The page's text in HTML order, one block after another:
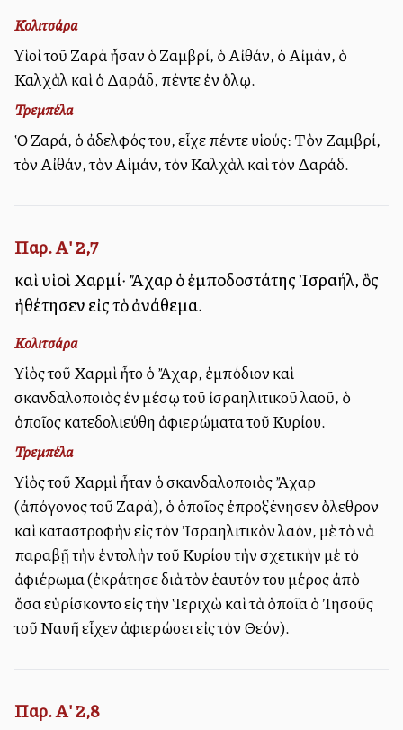
Κολιτσάρα
Υἱοὶ τοῦ Ζαρὰ ἦσαν ὁ Ζαμβρί, ὁ Αἰθάν, ὁ Αἰμάν, ὁ
Καλχὰλ καὶ ὁ Δαράδ, πέντε ἐν ὅλῳ.
Τρεμπέλα
Ὁ Ζαρά, ὁ ἀδελφός του, εἶχε πέντε υἱούς: Τὸν Ζαμβρί,
τὸν Αἰθάν, τὸν Αἰμάν, τὸν Καλχὰλ καὶ τὸν Δαράδ.
Παρ. Α' 2,7
καὶ υἱοὶ Χαρμί· Ἄχαρ ὁ ἐμποδοστάτης Ἰσραήλ, ὃς
ἠθέτησεν εἰς τὸ ἀνάθεμα.
Κολιτσάρα
Υἱὸς τοῦ Χαρμὶ ἦτο ὁ Ἄχαρ, ἐμπόδιον καὶ
σκανδαλοποιὸς ἐν μέσῳ τοῦ ἰσραηλιτικοῦ λαοῦ, ὁ
ὁποῖος κατεδολιεύθη ἀφιερώματα τοῦ Κυρίου.
Τρεμπέλα
Υἱὸς τοῦ Χαρμὶ ἦταν ὁ σκανδαλοποιὸς Ἄχαρ
(ἀπόγονος τοῦ Ζαρά), ὁ ὁποῖος ἐπροξένησεν ὄλεθρον
καὶ καταστροφὴν εἰς τὸν Ἰσραηλιτικὸν λαόν, μὲ τὸ νὰ
παραβῇ τὴν ἐντολὴν τοῦ Κυρίου τὴν σχετικὴν μὲ τὸ
ἀφιέρωμα (ἐκράτησε διὰ τὸν ἑαυτόν του μέρος ἀπὸ
ὅσα εὑρίσκοντο εἰς τὴν Ἱεριχὼ καὶ τὰ ὁποῖα ὁ Ἰησοῦς
τοῦ Ναυῆ εἶχεν ἀφιερώσει εἰς τὸν Θεόν).
Παρ. Α' 2,8